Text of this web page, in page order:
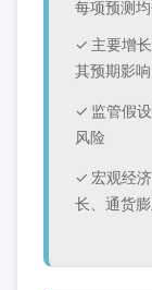
每项预测
✓ 主要增
其预期影响
✓ 监管假
风险
✓ 宏观经
长、通货膨